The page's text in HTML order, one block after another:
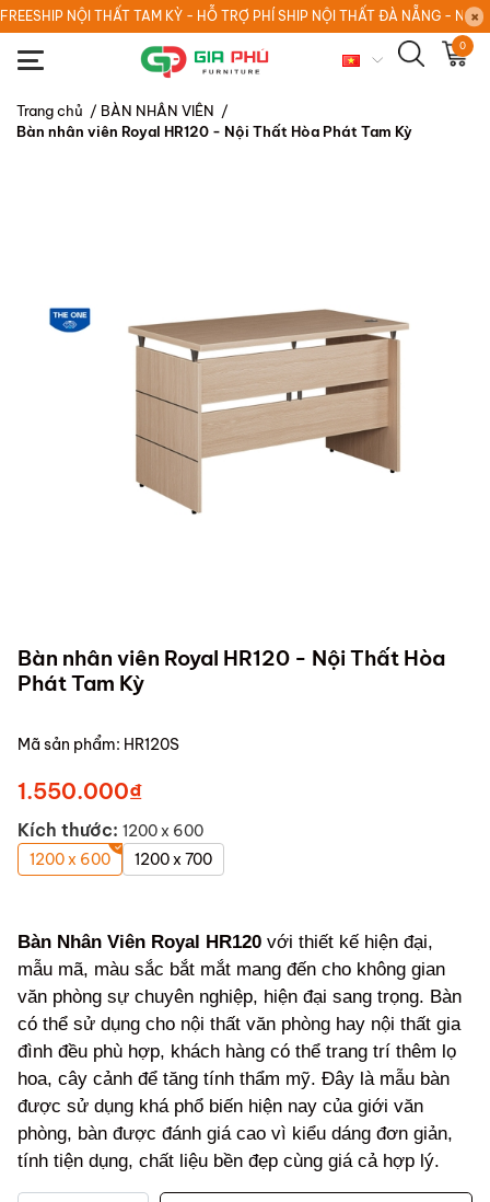
FREESHIP NỘI THẤT TAM KỲ - HỖ TRỢ PHÍ SHIP NỘI THẤT ĐÀ NẴNG - NỘI
0
Trang chủ / BÀN NHÂN VIÊN /
Bàn nhân viên Royal HR120 - Nội Thất Hòa Phát Tam Kỳ
Bàn nhân viên Royal HR120 - Nội Thất Hòa
Phát Tam Kỳ
Mã sản phẩm: HR120S
1.550.000₫
Kích thước: 1200 x 600
1200 x 600
1200 x 700
Bàn Nhân Viên Royal HR120 với thiết kế hiện đại,
mẫu mã, màu sắc bắt mắt mang đến cho không gian
văn phòng sự chuyên nghiệp, hiện đại sang trọng. Bàn
có thể sử dụng cho nội thất văn phòng hay nội thất gia
đình đều phù hợp, khách hàng có thể trang trí thêm lọ
hoa, cây cảnh để tăng tính thẩm mỹ. Đây là mẫu bàn
được sử dụng khá phổ biến hiện nay của giới văn
phòng, bàn được đánh giá cao vì kiểu dáng đơn giản,
tính tiện dụng, chất liệu bền đẹp cùng giá cả hợp lý.